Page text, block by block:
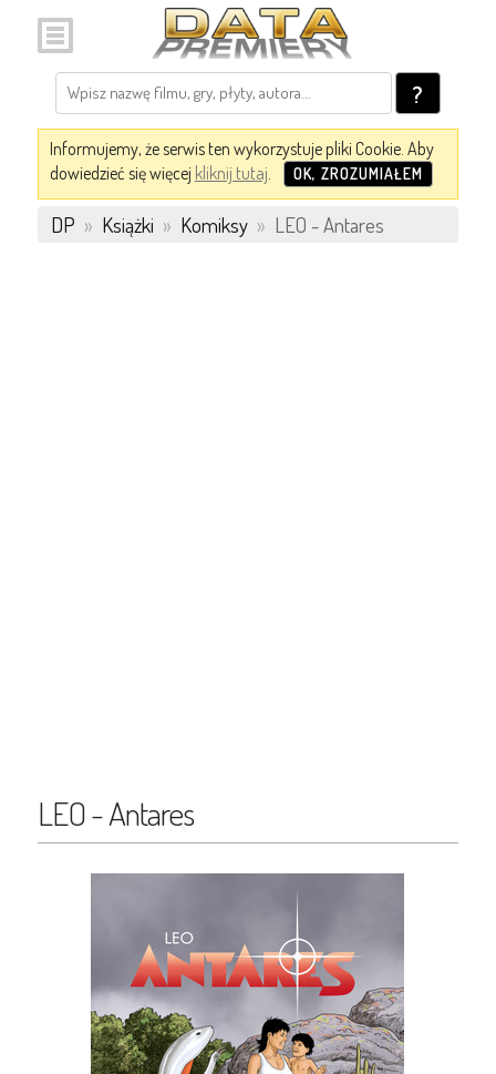
?
Informujemy, że serwis ten wykorzystuje pliki Cookie. Aby
dowiedzieć się więcej kliknij tutaj. OK, ZROZUMIAŁEM
DP » Książki » Komiksy » LEO - Antares
LEO - Antares